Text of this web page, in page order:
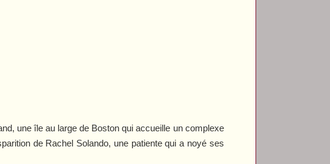
une île au large de Boston qui accueille un complexe
de Rachel Solando, une patiente qui a noyé ses